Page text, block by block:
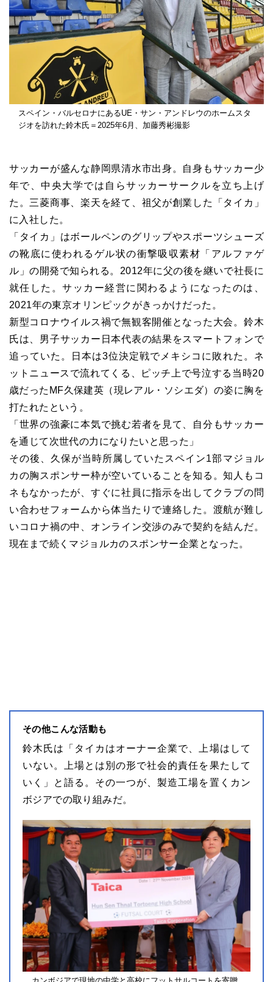
スペイン・バルセロナにあるUE・サン・アンドレウのホームスタ
ジオを訪れた鈴木氏＝2025年6月、加藤秀彬撮影
サッカーが盛んな静岡県清水市出身。自身もサッカー少
年で、中央大学では自らサッカーサークルを立ち上げ
た。三菱商事、楽天を経て、祖父が創業した「タイカ」
に入社した。
「タイカ」はボールペンのグリップやスポーツシューズ
の靴底に使われるゲル状の衝撃吸収素材「アルファゲ
ル」の開発で知られる。2012年に父の後を継いで社長に
就任した。サッカー経営に関わるようになったのは、
2021年の東京オリンピックがきっかけだった。
新型コロナウイルス禍で無観客開催となった大会。鈴木
氏は、男子サッカー日本代表の結果をスマートフォンで
追っていた。日本は3位決定戦でメキシコに敗れた。ネ
ットニュースで流れてくる、ピッチ上で号泣する当時20
歳だったMF久保建英（現レアル・ソシエダ）の姿に胸を
打たれたという。
「世界の強豪に本気で挑む若者を見て、自分もサッカー
を通じて次世代の力になりたいと思った」
その後、久保が当時所属していたスペイン1部マジョル
カの胸スポンサー枠が空いていることを知る。知人もコ
ネもなかったが、すぐに社員に指示を出してクラブの問
い合わせフォームから体当たりで連絡した。渡航が難し
いコロナ禍の中、オンライン交渉のみで契約を結んだ。
現在まで続くマジョルカのスポンサー企業となった。
その他こんな活動も
鈴木氏は「タイカはオーナー企業で、上場はして
いない。上場とは別の形で社会的責任を果たして
いく」と語る。その一つが、製造工場を置くカン
ボジアでの取り組みだ。